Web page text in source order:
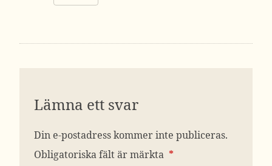
Lämna ett svar
Din e-postadress kommer inte publiceras.
Obligatoriska fält är märkta *